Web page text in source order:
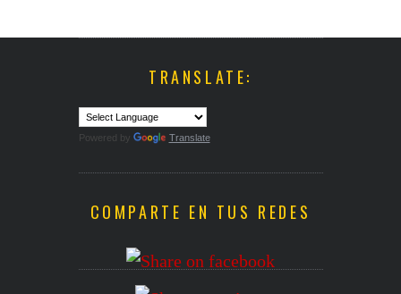
TRANSLATE:
Powered by Translate
COMPARTE EN TUS REDES